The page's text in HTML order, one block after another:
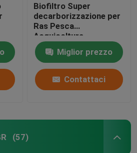
Biofiltro Super
decarborizzazione per
Ras Pesca
Acquicoltura
Miglior prezzo
Contattaci
(57)